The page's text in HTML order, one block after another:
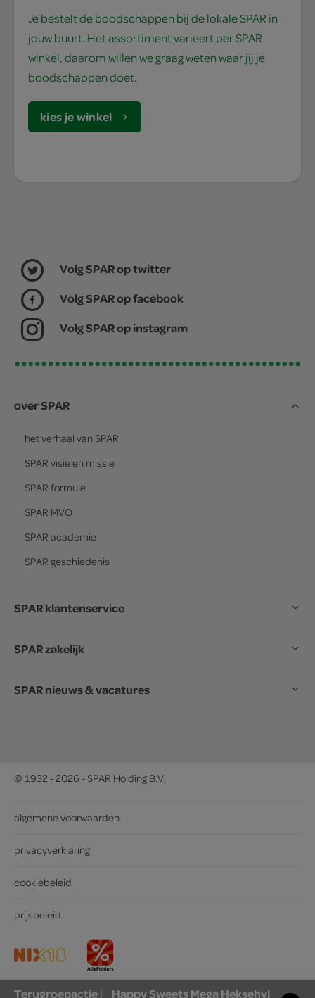
Je bestelt de boodschappen bij de lokale SPAR in
jouw buurt. Het assortiment varieert per SPAR
winkel, daarom willen we graag weten waar jij je
boodschappen doet.
kies je winkel
Volg SPAR op twitter
Volg SPAR op facebook
Volg SPAR op instagram
over SPAR
het verhaal van SPAR
SPAR visie en missie
SPAR formule
SPAR MVO
SPAR academie
SPAR geschiedenis
SPAR klantenservice
SPAR zakelijk
SPAR nieuws & vacatures
© 1932 - 2026 - SPAR Holding B.V.
algemene voorwaarden
privacyverklaring
cookiebeleid
prijsbeleid
Terugroepactie| Happy Sweets Mega Heksehyl